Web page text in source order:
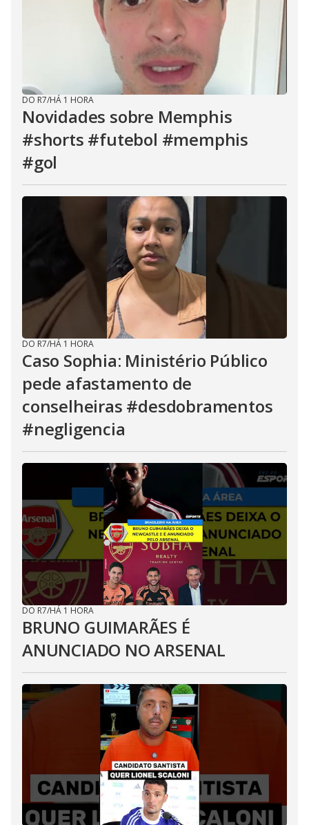
DO R7/HÁ 1 HORA
Novidades sobre Memphis
#shorts #futebol #memphis
#gol
DO R7/HÁ 1 HORA
Caso Sophia: Ministério Público
pede afastamento de
conselheiras #desdobramentos
#negligencia
DO R7/HÁ 1 HORA
BRUNO GUIMARÃES É
ANUNCIADO NO ARSENAL